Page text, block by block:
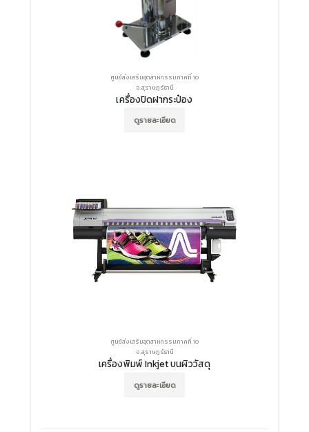
ศูนย์ส่งเสริมอุตสาหกรรมภาคที่ 10
จ.สุราษฎร์ธานี
เครื่องปิดฝากระป๋อง
ดูรายละเอียด
ศูนย์ส่งเสริมอุตสาหกรรมภาคที่ 10
จ.สุราษฎร์ธานี
เครื่องพิมพ์ Inkjet บนผิววัสดุ
ดูรายละเอียด